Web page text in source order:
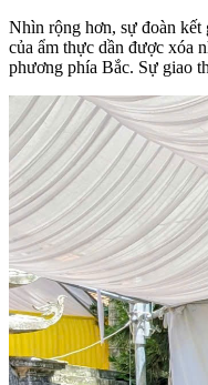
Nhìn rộng hơn, sự đoàn kết
của ẩm thực dần được xóa
phương phía Bắc. Sự giao